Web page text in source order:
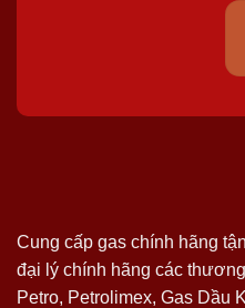
Cung cấp gas chính hãng
đại lý chính hãng các
Petro, Petrolimex, Gas Dầu